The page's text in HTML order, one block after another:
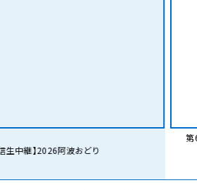
生中継】2026阿波おどり
第